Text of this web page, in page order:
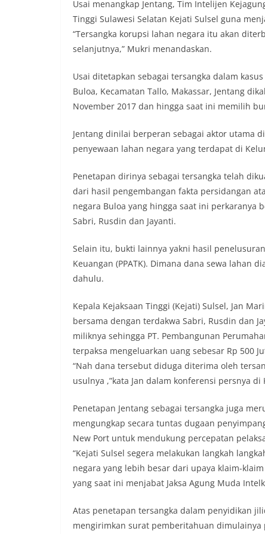
Usai menangkap Jentang, Tim Intelijen
Tinggi Sulawesi Selatan Kejati Sulsel guna
“Tersangka korupsi lahan negara itu akan
selanjutnya,” Mukri menandaskan.
Usai ditetapkan sebagai tersangka dalam
Buloa, Kecamatan Tallo, Makassar, Jentang
November 2017 dan hingga saat ini memilih
Jentang dinilai berperan sebagai aktor utama
penyewaan lahan negara yang terdapat di
Penetapan dirinya sebagai tersangka telah
dari hasil pengembangan fakta persidangan
negara Buloa yang hingga saat ini perkaranya
Sabri, Rusdin dan Jayanti.
Selain itu, bukti lainnya yakni hasil
Keuangan (PPATK). Dimana dana sewa lahan
dahulu.
Kepala Kejaksaan Tinggi (Kejati) Sulsel, Jan
bersama dengan terdakwa Sabri, Rusdin dan
miliknya sehingga PT. Pembangunan
terpaksa mengeluarkan uang sebesar Rp 500
“Nah dana tersebut diduga diterima oleh
usulnya ,”kata Jan dalam konferensi persnya
Penetapan Jentang sebagai tersangka juga
mengungkap secara tuntas dugaan
New Port untuk mendukung percepatan
“Kejati Sulsel segera melakukan langkah
negara yang lebih besar dari upaya klaim-
yang saat ini menjabat Jaksa Agung Muda
Atas penetapan tersangka dalam penyidikan
mengirimkan surat pemberitahuan dimulainya